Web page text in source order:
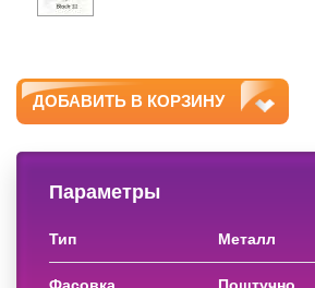
ДОБАВИТЬ В КОРЗИНУ
Параметры
тип металл